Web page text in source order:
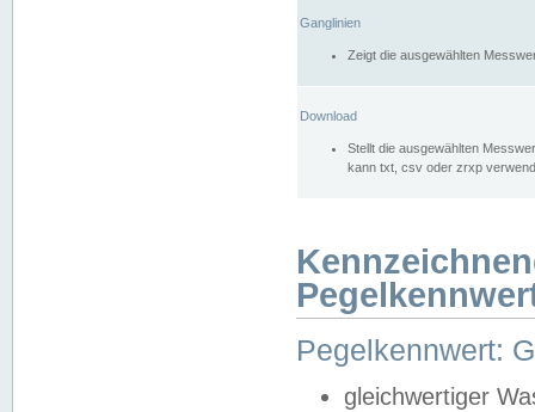
Ganglinien
Zeigt die ausgewählten
Download
Stellt die ausgewählten
kann txt, csv oder zrxp
Pegelkennwert:
gleichwertiger